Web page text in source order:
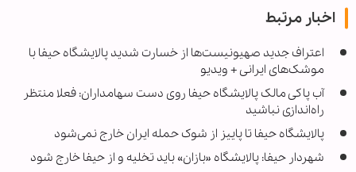
اخبار مرتبط
اعتراف جدید صهیونیست‌ها از خسارت شدید پالایشگاه حیفا با
موشک‌های ایرانی + ویدیو
آب پاکی مالک پالایشگاه حیفا روی دست سهامداران: فعلا منتظر
راه‌اندازی نباشید
پالایشگاه حیفا تا پاییز از شوک حمله ایران خارج نمی‌شود
شهردار حیفا: پالایشگاه «بازان» باید تخلیه و از حیفا خارج شود